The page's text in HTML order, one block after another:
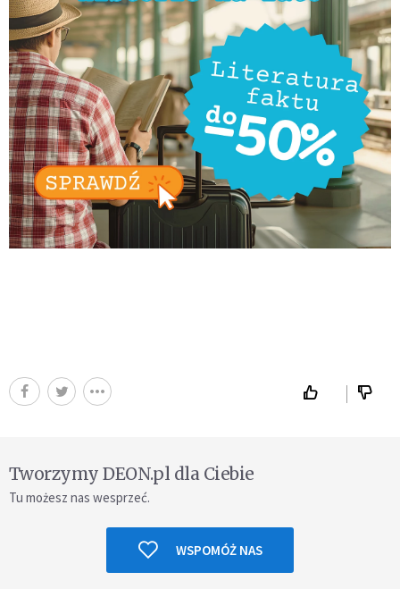
Tworzymy DEON.pl dla Ciebie
Tu możesz nas wesprzeć.
WSPOMÓŻ NAS